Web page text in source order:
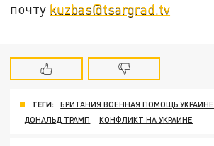
почту kuzbas@tsargrad.tv
ТЕГИ: БРИТАНИЯ ВОЕННАЯ ПОМОЩЬ УКРАИНЕ
ДОНАЛЬД ТРАМП
КОНФЛИКТ НА УКРАИНЕ